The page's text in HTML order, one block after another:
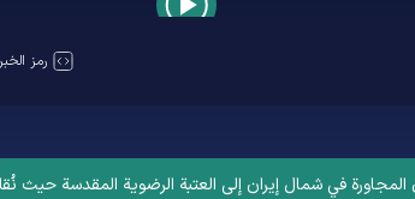
رمز
المجاورة في شمال إيران إلى العتبة الرضوية المقدسة